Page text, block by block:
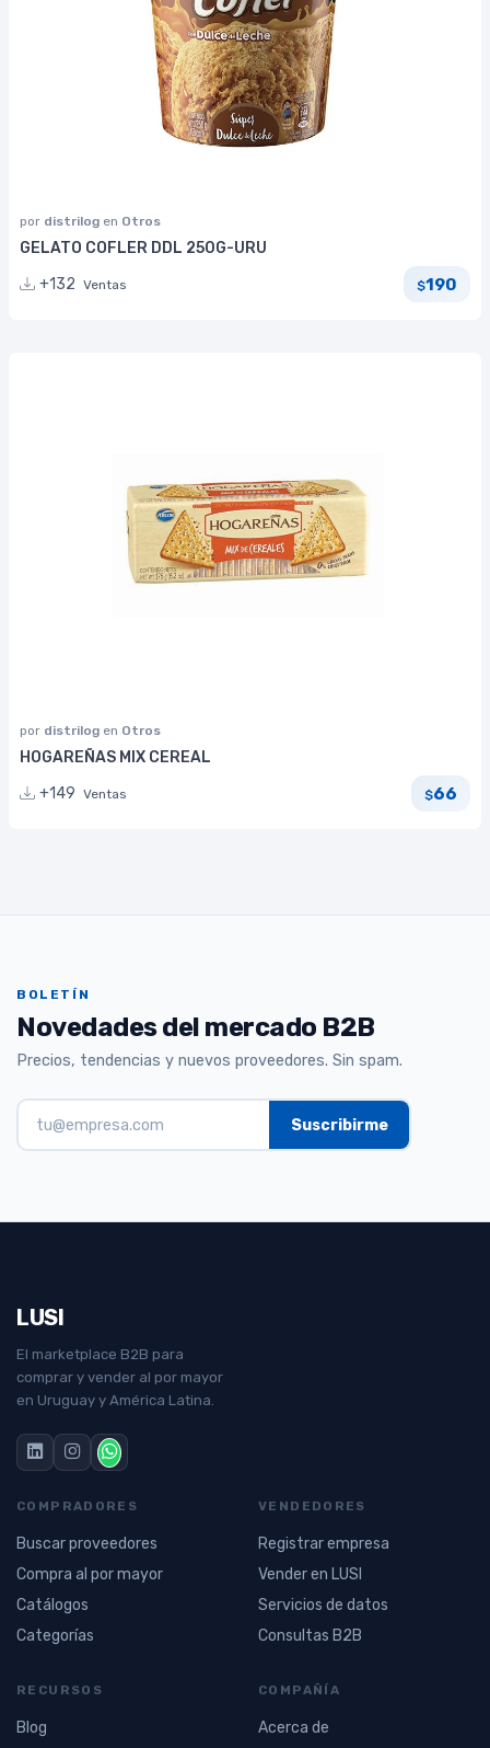
por distrilog en Otros
GELATO COFLER DDL 250G-URU
+132 Ventas $190
por distrilog en Otros
HOGAREÑAS MIX CEREAL
+149 Ventas $66
BOLETÍN
Novedades del mercado B2B
Precios, tendencias y nuevos proveedores. Sin spam.
LUSI
El marketplace B2B para
comprar y vender al por mayor
en Uruguay y América Latina.
COMPRADORES
Buscar proveedores
Compra al por mayor
Catálogos
Categorías
VENDEDORES
Registrar empresa
Vender en LUSI
Servicios de datos
Consultas B2B
RECURSOS
Blog
COMPAÑÍA
Acerca de